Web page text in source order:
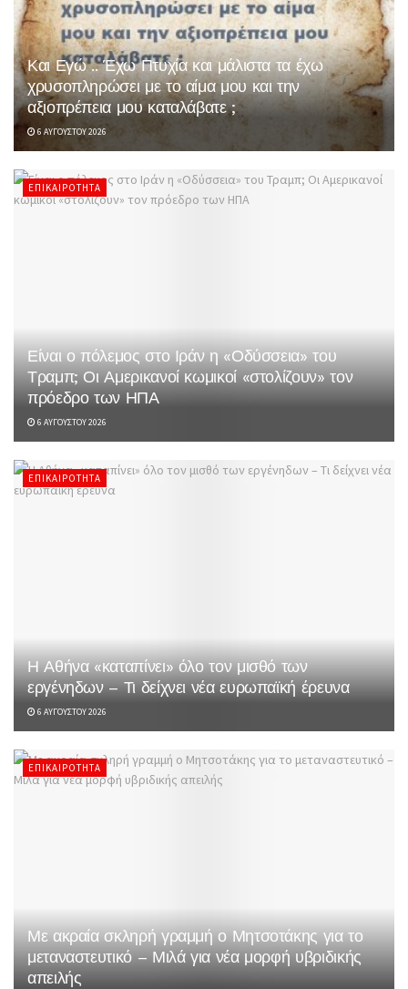
Και Εγώ .. Έχω Πτυχία και μάλιστα τα έχω
χρυσοπληρώσει με το αίμα μου και την
αξιοπρέπεια μου καταλάβατε ;
6 ΑΥΓΟΎΣΤΟΥ 2026
ΕΠΙΚΑΙΡΌΤΗΤΑ
Είναι ο πόλεμος στο Ιράν η «Οδύσσεια» του
Τραμπ; Οι Αμερικανοί κωμικοί «στολίζουν» τον
πρόεδρο των ΗΠΑ
6 ΑΥΓΟΎΣΤΟΥ 2026
ΕΠΙΚΑΙΡΌΤΗΤΑ
Η Αθήνα «καταπίνει» όλο τον μισθό των
εργένηδων – Τι δείχνει νέα ευρωπαϊκή έρευνα
6 ΑΥΓΟΎΣΤΟΥ 2026
ΕΠΙΚΑΙΡΌΤΗΤΑ
Με ακραία σκληρή γραμμή ο Μητσοτάκης για το
μεταναστευτικό – Μιλά για νέα μορφή υβριδικής
απειλής